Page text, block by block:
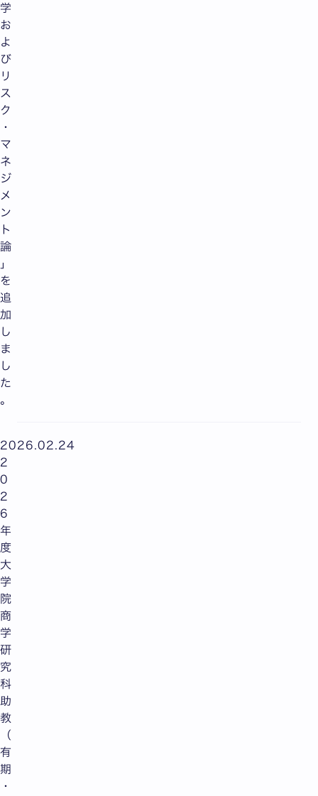
学
お
よ
び
リ
ス
ク
・
マ
ネ
ジ
メ
ン
ト
論
」
を
追
加
し
ま
し
た
。
2026.02.24
2
0
2
6
年
度
大
学
院
商
学
研
究
科
助
教
（
有
期
・